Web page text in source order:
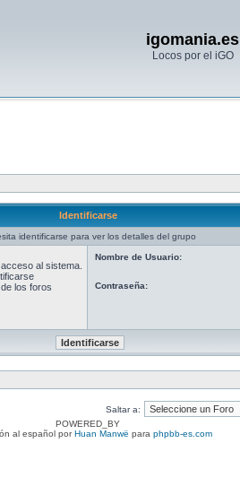
igomania.es
Locos por el iGO
Identificarse
identificarse para ver los detalles del grupo
al sistema.
los foros
Nombre de Usuario:
Contraseña:
Saltar a:
POWERED_BY
al español porHuan Manwë para phpbb-es.com